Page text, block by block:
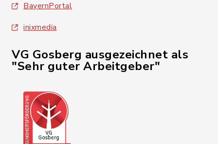
BayernPortal
inixmedia
VG Gosberg ausgezeichnet als
"Sehr guter Arbeitgeber"